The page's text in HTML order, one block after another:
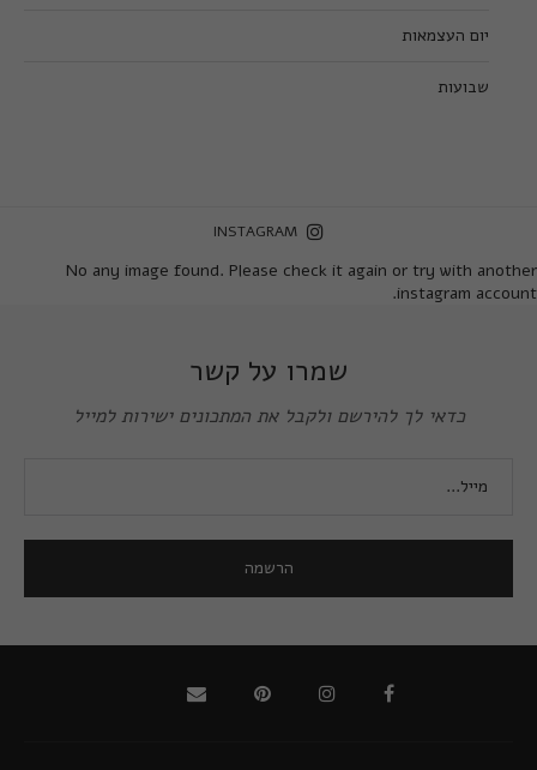
יום העצמאות
שבועות
INSTAGRAM
No any image found. Please check it again or try with another
instagram account.
שמרו על קשר
כדאי לך להירשם ולקבל את המתכונים ישירות למייל